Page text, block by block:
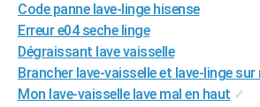
Alimentation
Guide de la santé
Maladies
Médicaments
Sommeil
VOYAGE
Destinations
City break
Voyage nature
Voyage de noces
Forum
Climat
+PHOTO
GUIDES D'ACHAT
Code panne lave-linge hisense
Erreur e04 seche linge
Dégraissant lave vaisselle
Brancher lave-vaisselle et lave-linge
Mon lave-vaisselle lave mal en haut ✓